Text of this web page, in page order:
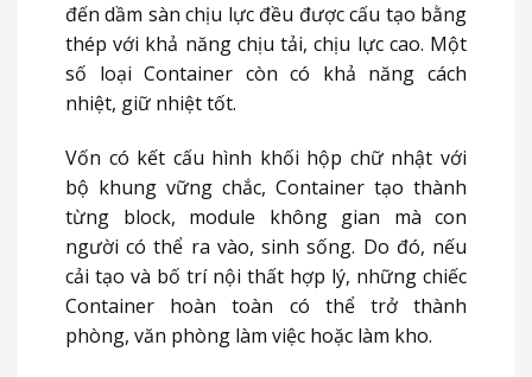
đến dầm sàn chịu lực đều được cấu tạo bằng
thép với khả năng chịu tải, chịu lực cao. Một
số loại Container còn có khả năng cách
nhiệt, giữ nhiệt tốt.
Vốn có kết cấu hình khối hộp chữ nhật với
bộ khung vững chắc, Container tạo thành
từng block, module không gian mà con
người có thể ra vào, sinh sống. Do đó, nếu
cải tạo và bố trí nội thất hợp lý, những chiếc
Container hoàn toàn có thể trở thành
phòng, văn phòng làm việc hoặc làm kho.